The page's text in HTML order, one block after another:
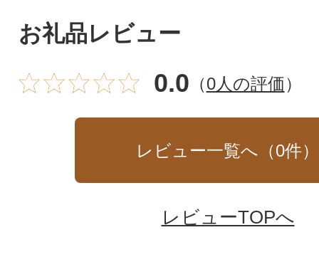
お礼品レビュー
0.0 （0人の評価）
レビュー一覧へ（0件）
レビューTOPへ